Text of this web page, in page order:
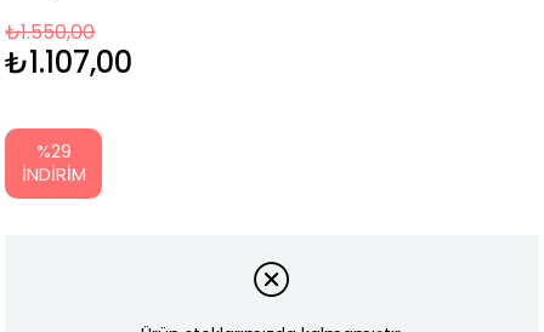
₺1.550,00
₺1.107,00
%29
İNDIRIM